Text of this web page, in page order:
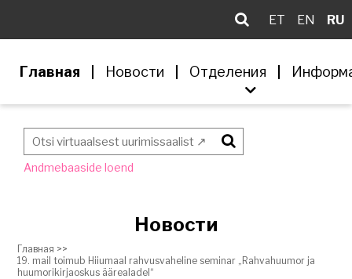
ET EN RU
Главная Новости Отделения
Otsi
Andmebaaside loend
Новости
Главная >>
19. mail toimub Hiiumaal rahvusvaheline seminar „Rahvahuumor ja
huumorikirjaoskus äärealadel“